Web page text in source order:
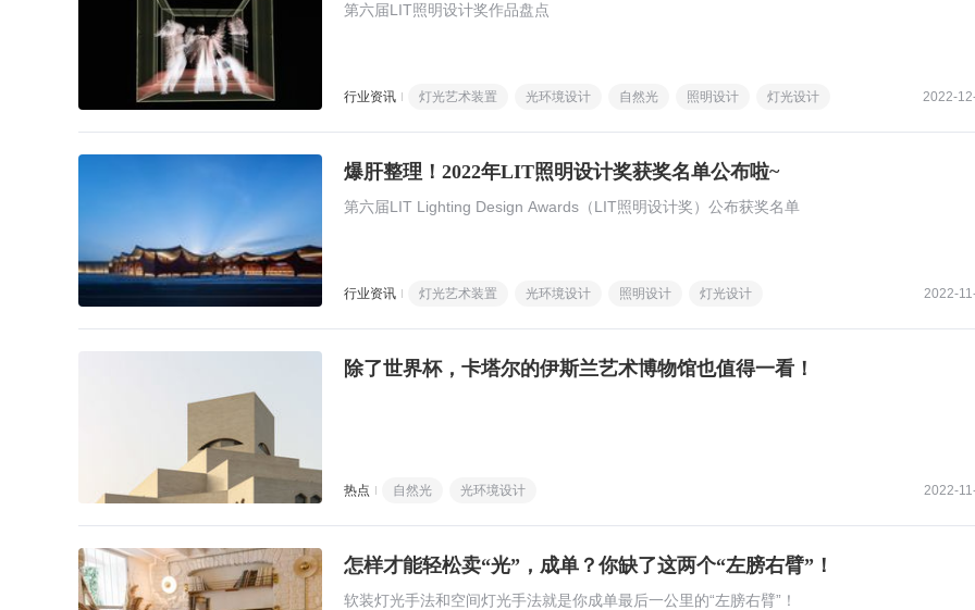
第六届LIT照明设计奖作品盘点
行业资讯 灯光艺术装置 光环境设计 自然光 照明设计 灯光设计 2022-
爆肝整理！2022年LIT照明设计奖获奖名单公布啦~
第六届LIT Lighting Design Awards（LIT照明设计奖）公布获奖名单
行业资讯 灯光艺术装置 光环境设计 照明设计 灯光设计 2022-
除了世界杯，卡塔尔的伊斯兰艺术博物馆也值得一看！
热点 自然光 光环境设计 2022-
怎样才能轻松卖“光”，成单？你缺了这两个“左膀右臂”！
软装灯光手法和空间灯光手法就是你成单最后一公里的“左膀右臂”！